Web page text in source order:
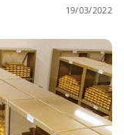
19/03/2022